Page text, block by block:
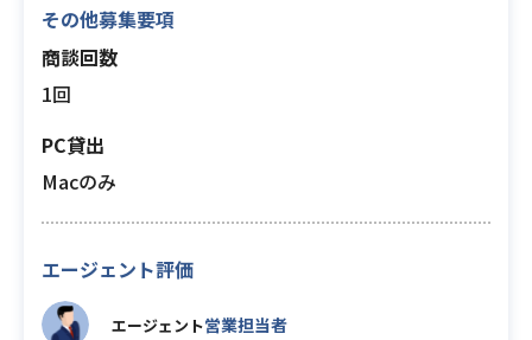
その他募集要項
商談回数
1回
PC貸出
Macのみ
エージェント評価
エージェント営業担当者